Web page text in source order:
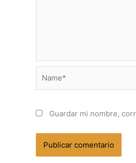
Guardar mi nombre,